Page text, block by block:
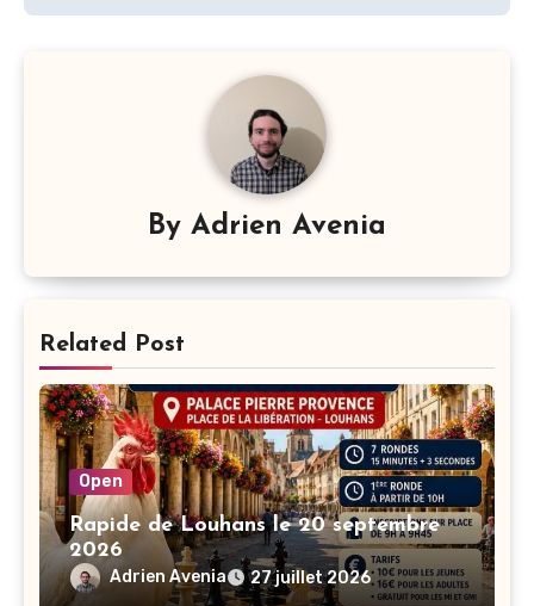
By Adrien Avenia
Related Post
Open
Rapide de Louhans le 20 septembre
2026
Adrien Avenia 27 juillet 2026